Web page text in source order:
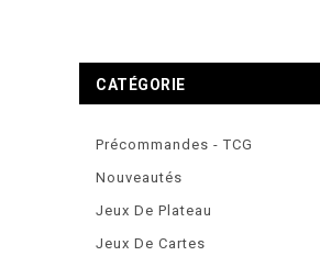
CATÉGORIE
Précommandes - TCG
Nouveautés
Jeux De Plateau
Jeux De Cartes